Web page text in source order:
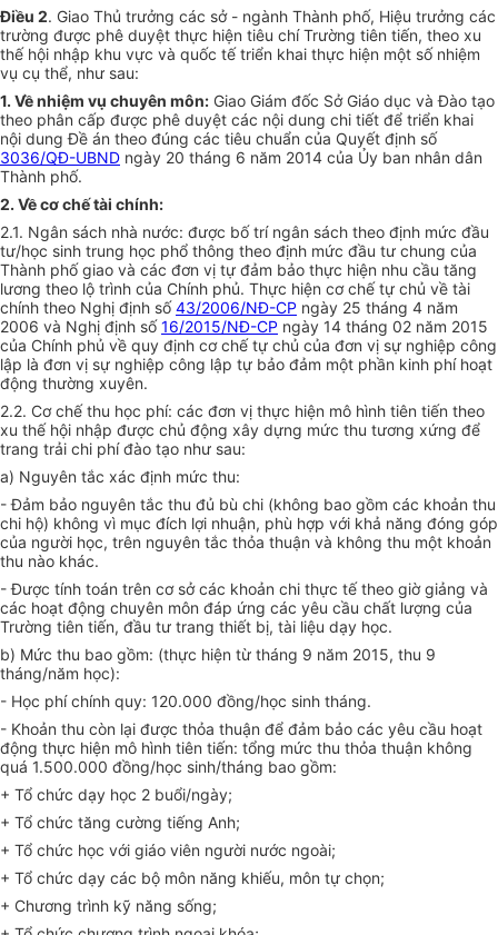
Điều 2. Giao Thủ trưởng các sở - ngành Thành phố, Hiệu trưởng các
trường được phê duyệt thực hiện tiêu chí Trường tiên tiến, theo xu
thế hội nhập khu vực và quốc tế triển khai thực hiện một số nhiệm
vụ cụ thể, như sau:
1. Về nhiệm vụ chuyên môn: Giao Giám đốc Sở Giáo dục và Đào tạo
theo phân cấp được phê duyệt các nội dung chi tiết để triển khai
nội dungĐề án theo đúng các tiêu chuẩn của Quyết định số
3036/QĐ-UBND ngày 20 tháng 6 năm 2014 của Ủy ban nhân dân
Thành phố.
2. Về cơ chế tài chính:
2.1. Ngân sách nhà nước: được bố trí ngân sách theo định mức đầu
tư/học sinh trung học phổ thông theo định mức đầu tư chung của
Thành phố giao và các đơn vị tự đảm bảo thực hiện nhu cầu tăng
lương theo lộ trình của Chính phủ. Thực hiện cơ chế tự chủ về tài
chính theo Nghị định số43/2006/NĐ-CP ngày 25 tháng 4 năm
2006 và Nghị định số16/2015/NĐ-CP ngày 14 tháng 02 năm 2015
của Chính phủ về quy định cơ chế tự chủ của đơn vị sự nghiệp công
lập là đơn vị sự nghiệp công lập tự bảo đảm một phần kinh phí hoạt
động thường xuyên.
2.2. Cơ chế thu học phí: các đơn vị thực hiện mô hình tiên tiến theo
xu thế hội nhập được chủ động xây dựng mức thu tương xứng để
trang trải chi phí đào tạo như sau:
a) Nguyên tắc xác định mức thu:
- Đảm bảo nguyên tắc thu đủ bù chi (không bao gồm các khoản thu
chi hộ) không vì mục đích lợi nhuận, phù hợp với khả năng đóng góp
của người học, trên nguyên tắc thỏa thuận và không thu một khoản
thu nào khác.
- Được tính toán trên cơ sở các khoản chi thực tế theo giờ giảng và
các hoạt động chuyên môn đáp ứng các yêu cầu chất lượng của
Trường tiên tiến, đầu tư trang thiết bị, tài liệu dạy học.
b) Mức thu bao gồm: (thực hiện từ tháng 9 năm 2015, thu 9
tháng/năm học):
- Học phí chính quy: 120.000 đồng/học sinh tháng.
- Khoản thu còn lại được thỏa thuận để đảm bảo các yêu cầu hoạt
động thực hiện mô hình tiên tiến: tổng mức thu thỏa thuận không
quá 1.500.000 đồng/học sinh/tháng bao gồm:
+ Tổ chức dạy học 2 buổi/ngày;
+ Tổ chức tăng cường tiếng Anh;
+ Tổ chức học với giáo viên người nước ngoài;
+ Tổ chức dạy các bộ môn năng khiếu, môn tự chọn;
+ Chương trình kỹ năng sống;